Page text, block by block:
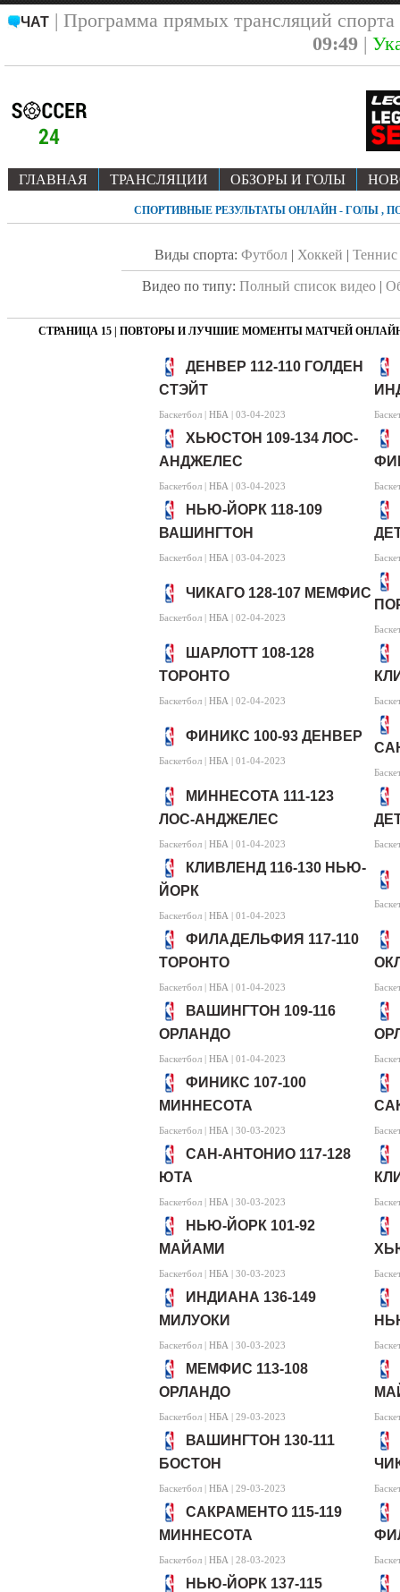
ЧАТ | Программа прямых трансляций
09:49 |
ГЛАВНАЯ ТРАНСЛЯЦИИ ОБЗОРЫ И ГОЛЫ
СПОРТИВНЫЕ РЕЗУЛЬТАТЫ ОНЛАЙН - ГОЛЫ ,
Виды спорта:Футбол | Хоккей |Теннис
Видео по типу: Полный список видео |
СТРАНИЦА 15 | ПОВТОРЫ И ЛУЧШИЕ МОМЕНТЫ МАТЧЕЙ
ДЕНВЕР 112-110 ГОЛДЕН
СТЭЙТ
Баскетбол | НБА | 03-04-2023
ХЬЮСТОН 109-134 ЛОС-
АНДЖЕЛЕС
Баскетбол | НБА | 03-04-2023
НЬЮ-ЙОРК 118-109
ВАШИНГТОН
Баскетбол | НБА | 03-04-2023
ЧИКАГО 128-107 МЕМФИС
Баскетбол | НБА | 02-04-2023
ШАРЛОТТ 108-128
ТОРОНТО
Баскетбол | НБА | 02-04-2023
ФИНИКС 100-93 ДЕНВЕР
Баскетбол | НБА | 01-04-2023
МИННЕСОТА 111-123
ЛОС-АНДЖЕЛЕС
Баскетбол | НБА | 01-04-2023
КЛИВЛЕНД 116-130 НЬЮ-
ЙОРК
Баскетбол | НБА | 01-04-2023
ФИЛАДЕЛЬФИЯ 117-110
ТОРОНТО
Баскетбол | НБА | 01-04-2023
ВАШИНГТОН 109-116
ОРЛАНДО
Баскетбол | НБА | 01-04-2023
ФИНИКС 107-100
МИННЕСОТА
Баскетбол | НБА | 30-03-2023
САН-АНТОНИО 117-128
ЮТА
Баскетбол | НБА | 30-03-2023
НЬЮ-ЙОРК 101-92
МАЙАМИ
Баскетбол | НБА | 30-03-2023
ИНДИАНА 136-149
МИЛУОКИ
Баскетбол | НБА | 30-03-2023
МЕМФИС 113-108
ОРЛАНДО
Баскетбол | НБА | 29-03-2023
ВАШИНГТОН 130-111
БОСТОН
Баскетбол | НБА | 29-03-2023
САКРАМЕНТО 115-119
МИННЕСОТА
Баскетбол | НБА | 28-03-2023
НЬЮ-ЙОРК 137-115